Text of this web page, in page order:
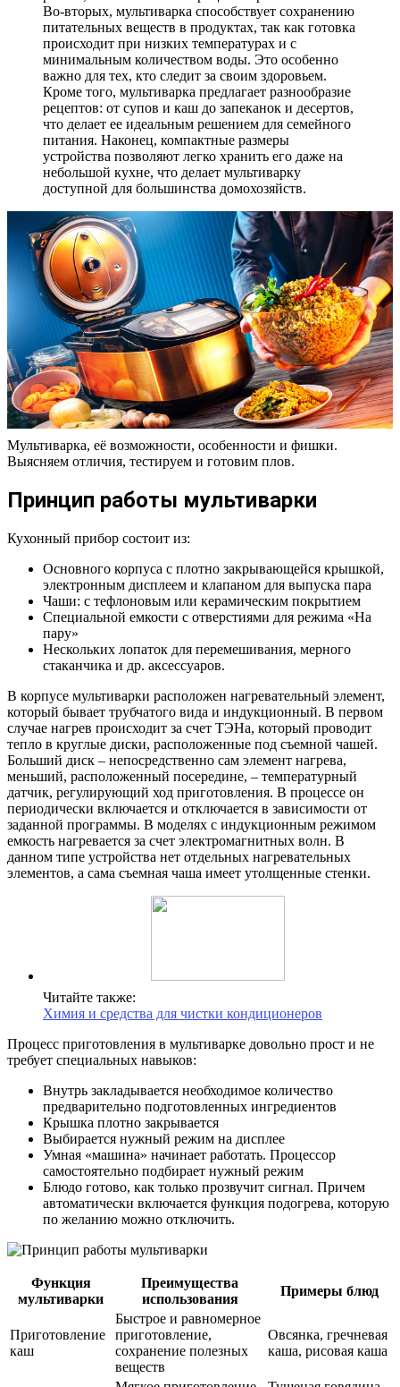
Во-вторых, мультиварка способствует сохранению
питательных веществ в продуктах, так как готовка
происходит при низких температурах и с
минимальным количеством воды. Это особенно
важно для тех, кто следит за своим здоровьем.
Кроме того, мультиварка предлагает разнообразие
рецептов: от супов и каш до запеканок и десертов,
что делает ее идеальным решением для семейного
питания. Наконец, компактные размеры
устройства позволяют легко хранить его даже на
небольшой кухне, что делает мультиварку
доступной для большинства домохозяйств.
Мультиварка, её возможности, особенности и фишки.
Выясняем отличия, тестируем и готовим плов.
Принцип работы мультиварки
Кухонный прибор состоит из:
Основного корпуса с плотно закрывающейся крышкой,
электронным дисплеем и клапаном для выпуска пара
Чаши: с тефлоновым или керамическим покрытием
Специальной емкости с отверстиями для режима «На
пару»
Нескольких лопаток для перемешивания, мерного
стаканчика и др. аксессуаров.
В корпусе мультиварки расположен нагревательный элемент,
который бывает трубчатого вида и индукционный. В первом
случае нагрев происходит за счет ТЭНа, который проводит
тепло в круглые диски, расположенные под съемной чашей.
Больший диск – непосредственно сам элемент нагрева,
меньший, расположенный посередине, – температурный
датчик, регулирующий ход приготовления. В процессе он
периодически включается и отключается в зависимости от
заданной программы. В моделях с индукционным режимом
емкость нагревается за счет электромагнитных волн. В
данном типе устройства нет отдельных нагревательных
элементов, а сама съемная чаша имеет утолщенные стенки.
Читайте также:
Химия и средства для чистки кондиционеров
Процесс приготовления в мультиварке довольно прост и не
требует специальных навыков:
Внутрь закладывается необходимое количество
предварительно подготовленных ингредиентов
Крышка плотно закрывается
Выбирается нужный режим на дисплее
Умная «машина» начинает работать. Процессор
самостоятельно подбирает нужный режим
Блюдо готово, как только прозвучит сигнал. Причем
автоматически включается функция подогрева, которую
по желанию можно отключить.
Функция
мультиварки
Преимущества
использования
Примеры блюд
Приготовление
каш
Быстрое и равномерное
приготовление,
сохранение полезных
веществ
Овсянка, гречневая
каша, рисовая каша